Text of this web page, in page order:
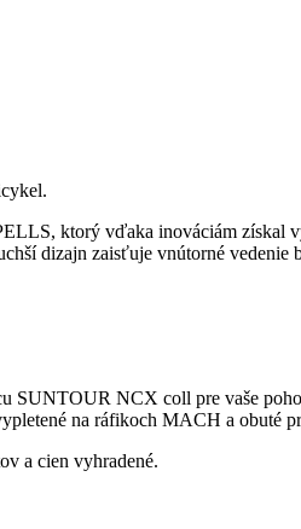
ktorý vďaka inováciám získal
dizajn zaisťuje vnútorné
SUNTOUR NCX coll pre vaše
na ráfikoch MACH a
a cien vyhradené.